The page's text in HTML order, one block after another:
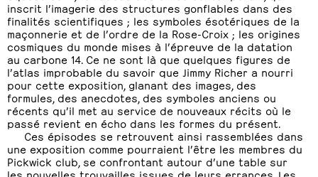
inscrit l’imagerie des structures gonflables dans des
finalités scientifiques ; les symboles ésotériques de la
maçonnerie et de l’ordre de la Rose-Croix ; les origines
cosmiques du monde mises à l’épreuve de la datation
au carbone 14. Ce ne sont là que quelques figures de
l’atlas improbable du savoir que Jimmy Richer a nourri
pour cette exposition, glanant des images, des
formules, des anecdotes, des symboles anciens ou
récents qu’il met au service de nouveaux récits où le
passé revient en écho dans les formes du présent.
Ces épisodes se retrouvent ainsi rassemblées dans
une exposition comme pourraient l’être les membres du
Pickwick club, se confrontant autour d’une table sur
les nouvelles trouvailles issues de leurs errances. Les